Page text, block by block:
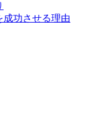
成功させる理由